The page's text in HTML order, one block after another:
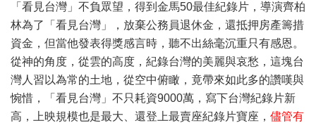
「看見台灣」不負眾望，得到金馬50最佳紀錄片，導演齊柏
林為了「看見台灣」，放棄公務員退休金，還抵押房產籌措
資金，但當他發表得獎感言時，聽不出絲毫沉重只有感恩。
從神的角度，從雲的高度，紀錄台灣的美麗與哀愁，這塊台
灣人習以為常的土地，從空中俯瞰，竟帶來如此多的讚嘆與
惋惜，「看見台灣」不只耗資9000萬，寫下台灣紀錄片新
高，上映規模也是最大、還登上最賣座紀錄片寶座， 儘管有